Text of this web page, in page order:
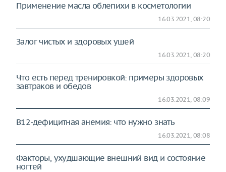
Применение масла облепихи в косметологии
16.03.2021, 08:20
Залог чистых и здоровых ушей
16.03.2021, 08:20
Что есть перед тренировкой: примеры здоровых
завтраков и обедов
16.03.2021, 08:09
В12-дефицитная анемия: что нужно знать
16.03.2021, 08:08
Факторы, ухудшающие внешний вид и состояние
ногтей